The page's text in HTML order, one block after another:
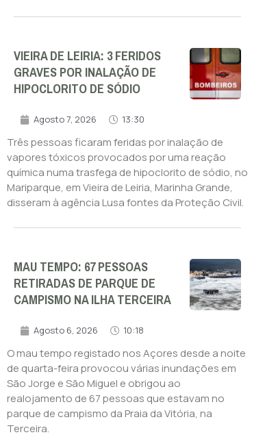
VIEIRA DE LEIRIA: 3 FERIDOS
GRAVES POR INALAÇÃO DE
HIPOCLORITO DE SÓDIO
Agosto 7, 2026 13:30
Três pessoas ficaram feridas por inalação de
vapores tóxicos provocados por uma reação
química numa trasfega de hipoclorito de sódio, no
Mariparque, em Vieira de Leiria, Marinha Grande,
disseram à agência Lusa fontes da Proteção Civil.
MAU TEMPO: 67 PESSOAS
RETIRADAS DE PARQUE DE
CAMPISMO NA ILHA TERCEIRA
Agosto 6, 2026 10:18
O mau tempo registado nos Açores desde a noite
de quarta-feira provocou várias inundações em
São Jorge e São Miguel e obrigou ao
realojamento de 67 pessoas que estavam no
parque de campismo da Praia da Vitória, na
Terceira.